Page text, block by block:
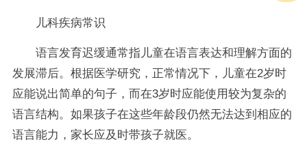
儿科疾病常识
语言发育迟缓通常指儿童在语言表达和理解方面的
发展滞后。根据医学研究，正常情况下，儿童在2岁时
应能说出简单的句子，而在3岁时应能使用较为复杂的
语言结构。如果孩子在这些年龄段仍然无法达到相应的
语言能力，家长应及时带孩子就医。